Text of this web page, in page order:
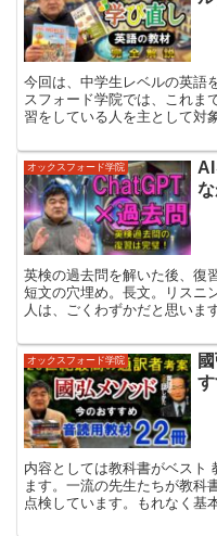
今回は、中学生レベルの英語
スフォード学院では、これま
習をしている人を主として対
オックスフォード学院
AI
英検の過去問を解いた後、
短文の穴埋め。長文。リスニ
人は、ごくわずかだと思いま
オックスフォード学院
内容としては教科書がベスト
ます。一流の先生たちが教科
点検しています。もれなく基